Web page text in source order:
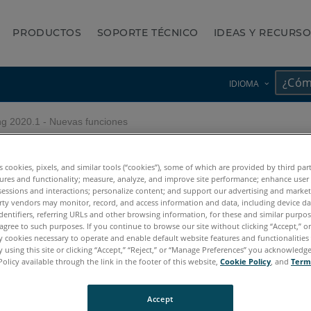
PRODUCTOS SOPORTE TÉCNICO IDEAS Y
IDIOMA
2020.1 - Nuevas funciones
cookies, pixels, and similar tools (“cookies”), some of which are provided by third
and functionality; measure, analyze, and improve site performance; enhance user
and interactions; personalize content; and support our advertising and
vendors may monitor, record, and access information and data, including device
referring URLs and other browsing information, for these and similar
to such purposes. If you continue to browse our site without clicking “Accept,”
cookies necessary to operate and enable default website features and
using this site or clicking “Accept,” “Reject,” or “Manage Preferences” you
available through the link in the footer of this website, Cookie Policy, and
Accept